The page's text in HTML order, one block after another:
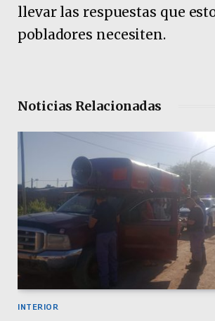
llevar las respuestas que
pobladores necesiten.
Noticias Relacionadas
INTERIOR